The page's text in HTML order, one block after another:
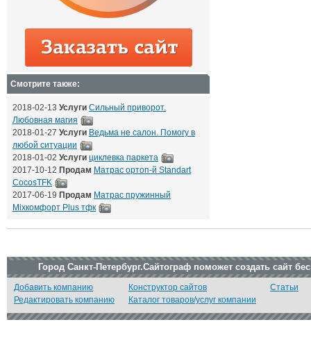
Смотрите также:
2018-02-13 Услуги Сильный приворот.
Любовная магия
2018-01-27 Услуги Ведьма не салон. Помогу в
любой ситуации
2018-01-02 Услуги циклевка паркета
2017-10-12 Продам Матрас ортоп-й Standart
CocosTFK
2017-06-19 Продам Матрас пружинный
Mixкомфорт Plus тфк
Город Санкт-Петербург.Сайтограф поможет создать сайт
Добавить компанию
Редактировать компанию
Конструктор сайтов
Каталог товаров/услуг компании
Статьи